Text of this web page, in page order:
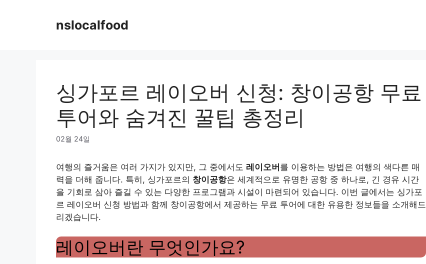
nslocalfood
싱가포르 레이오버 신청: 창이공항 무료
투어와 숨겨진 꿀팁 총정리
02월 24일
여행의 즐거움은 여러 가지가 있지만, 그 중에서도 레이오버 를 이용하는 방법은 여행의 색다른 매
력을 더해 줍니다. 특히, 싱가포르의 창이공항은 세계적으로 유명한 공항 중 하나로, 긴 경유 시간
을 기회로 삼아 즐길 수 있는 다양한 프로그램과 시설이 마련되어 있습니다. 이번 글에서는 싱가포
르 레이오버 신청 방법과 함께 창이공항에서 제공하는 무료 투어에 대한 유용한 정보들을 소개해드
리겠습니다.
레이오버란 무엇인가요?